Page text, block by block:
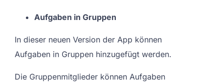
Aufgaben in Gruppen
In dieser neuen Version der App können
Aufgaben in Gruppen hinzugefügt werden.
Die Gruppenmitglieder können Aufgaben